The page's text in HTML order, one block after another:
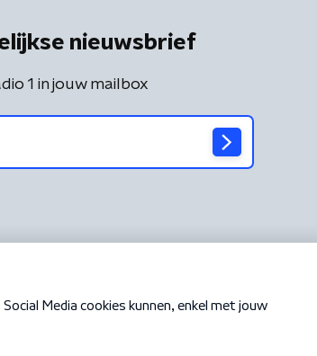
nieuwsbrief
1 in jouw mailbox